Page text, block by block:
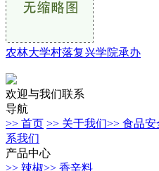
农林大学村落复兴学院承办
欢迎与我们联系
导航
>> 首页 >> 关于我们>> 食品安
系我们
产品中心
>> 辣椒>> 香辛料